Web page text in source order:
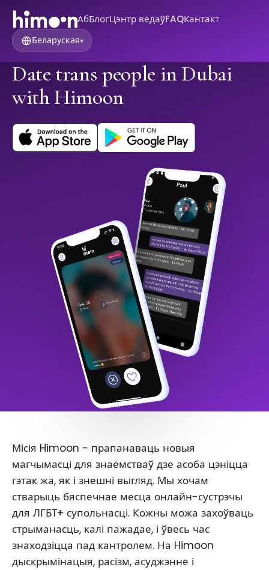
АбБлогЦэнтр ведаўFAQКантакт
Беларуская▾
Date trans people in Dubai
with Himoon
Місія Himoon - прапанаваць новыя
магчымасці для знаёмстваў дзе асоба цэніцца
гэтак жа, як і знешні выгляд. Мы хочам
стварыць бяспечнае месца онлайн-сустрэчы
для ЛГБТ+ супольнасці. Кожны можа захоўваць
стрыманасць, калі пажадае, і ўвесь час
знаходзіцца пад кантролем. На Himoon
дыскрымінацыя, расізм, асуджэнне і